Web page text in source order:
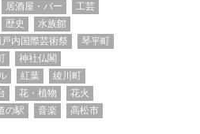
居酒屋・バー
工芸
歴史
水族館
内国際芸術祭
琴平町
神社仏閣
紅葉
綾川町
花・植物
花火
の駅 音楽 高松市